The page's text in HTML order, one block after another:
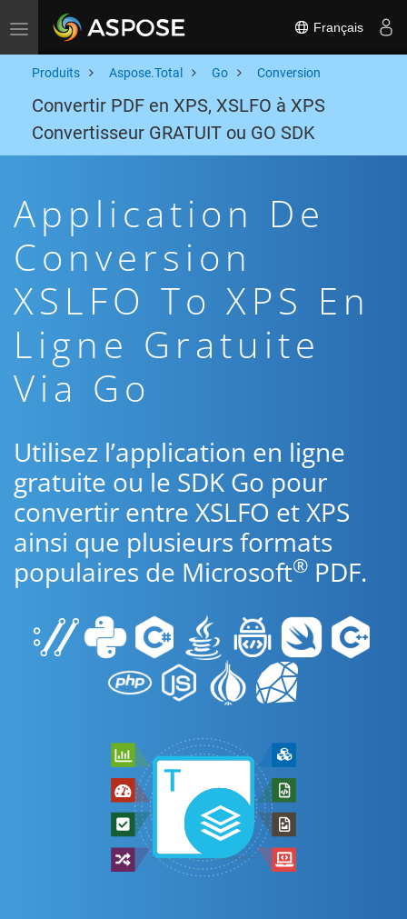
Toggle navigation Français
Produits Aspose.Total Go Conversion
Convertir PDF en XPS, XSLFO à XPS
Convertisseur GRATUIT ou GO SDK
Application De
Conversion
XSLFO To XPS En
Ligne Gratuite
Via Go
Utilisez l’application en ligne
gratuite ou le SDK Go pour
convertir entre XSLFO et XPS
ainsi que plusieurs formats
populaires de Microsoft® PDF.